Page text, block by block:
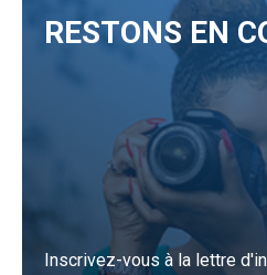
RESTONS EN
Inscrivez-vous à la lettre